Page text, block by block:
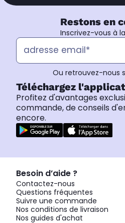
Restons en
Inscrivez-vous à
Ou retrouvez-nous
Téléchargez
Profitez d'avantages
commande, de conseils
encore.
Besoin d’aide ?
Contactez-nous
Questions fréquentes
Suivre une commande
Nos conditions de livraison
Nos guides d'achat